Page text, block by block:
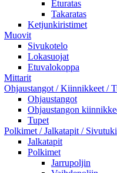
Eturatas
Takaratas
Ketjunkiristimet
Muovit
Sivukotelo
Lokasuojat
Etuvalokoppa
Mittarit
Ohjaustangot / Kiinnikkeet /
Ohjaustangot
Ohjaustangon
Tupet
Polkimet / Jalkatapit / Sivutuki
Jalkatapit
Polkimet
Jarrupoljin